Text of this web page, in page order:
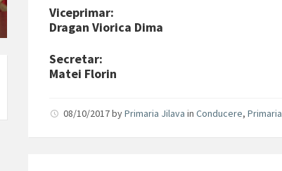
Viceprimar:
Dragan Viorica Dima
Secretar:
Matei Florin
08/10/2017byPrimaria Jilava inConducere,Primaria